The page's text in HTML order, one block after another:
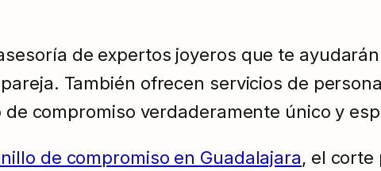
de expertos joyeros que te
También ofrecen servicios de
compromiso verdaderamente único y
de compromiso en Guadalajara, el corte